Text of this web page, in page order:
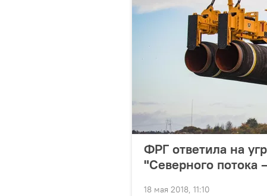
ФРГ ответила на
"Северного потока
18 мая 2018, 11:10